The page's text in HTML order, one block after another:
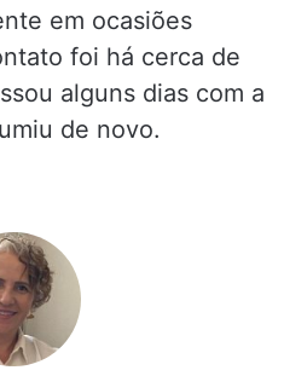
em ocasiões
foi há cerca de
alguns dias com a
de novo.